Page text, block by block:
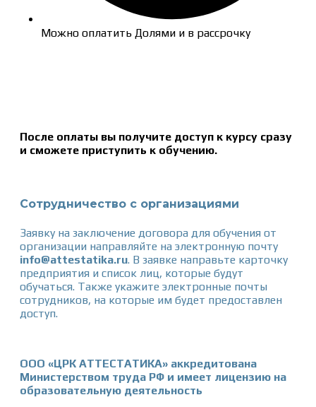
Можно оплатить Долями и в рассрочку
После оплаты вы получите доступ к курсу сразу
и сможете приступить к обучению.
Сотрудничество с организациями
Заявку на заключение договора для обучения от
организации направляйте на электронную почту
info@attestatika.ru. В заявке направьте карточку
предприятия и список лиц, которые будут
обучаться. Также укажите электронные почты
сотрудников, на которые им будет предоставлен
доступ.
ООО «ЦРК АТТЕСТАТИКА» аккредитована
Министерством труда РФ и имеет лицензию на
образовательную деятельность